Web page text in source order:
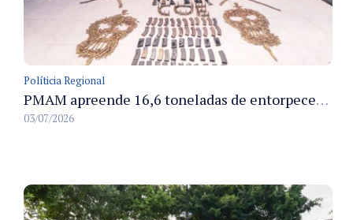
Políticia Regional
PMAM apreende 16,6 toneladas de entorpecentes e registra aumento nas prisões em flagrante e nas capturas de foragidos no primeiro semestre de 2026
03/07/2026